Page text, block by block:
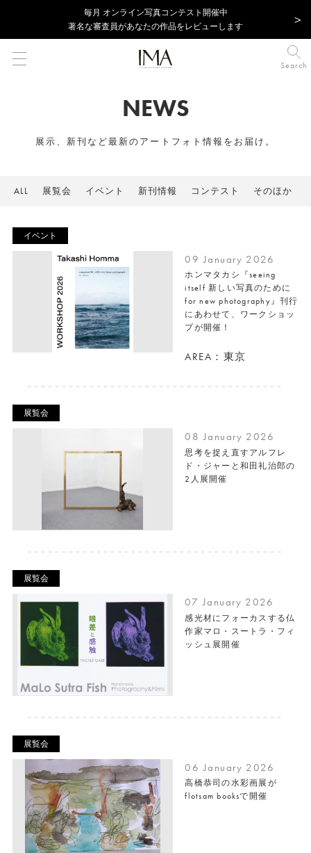
毎⽉ オンライン写真コンテスト開催中
著名な審査員があなたの作品をレビューします
Search
NEWS
展示、新刊など最新のアートフォト情報をお届け。
ALL 展覧会 イベント 新刊情報 コンテスト そのほか
イベント
09 January 2026
ホンマタカシ『seeing
itself 新しい写真のために
for new photography』刊行
にあわせて、ワークショッ
プが開催！
AREA：東京
展覧会
08 January 2026
思考を捉え直すアルフレ
ド・ジャーと和田礼治郎の
2人展開催
展覧会
07 January 2026
感光材にフォーカスする仏
作家マロ・スートラ・フィ
ッシュ展開催
展覧会
06 January 2026
高橋恭司の水彩画展が
flotsam booksで開催